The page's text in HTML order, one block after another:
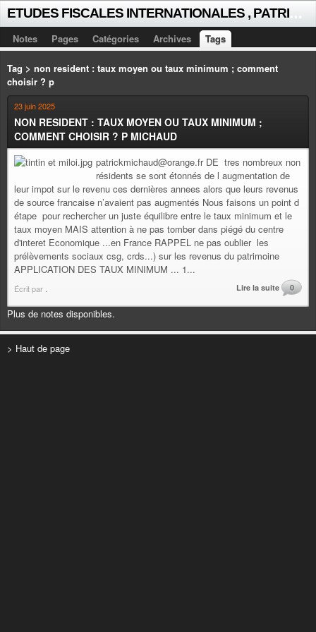
Notes Pages Catégories Archives Tags
Tag > non resident : taux moyen ou taux minimum ; comment
choisir ? p
23 juin 2025
NON RESIDENT : TAUX MOYEN OU TAUX MINIMUM ;
COMMENT CHOISIR ? P MICHAUD
patrickmichaud@orange.fr DE tres nombreux non
résidents se sont étonnés de l augmentation de
leur impot sur le revenu ces dernières annees alors que leurs revenus
de source francaise n’avaient pas augmentés Nous faisons un point d
étape pour rechercher un juste équilibre entre le taux minimum et le
taux moyen MAIS attention à ne pas tomber dans piégé du centre
d'interet Economique ...en France RAPPEL ne pas oublier les
prélèvements sociaux csg, crds...) sur les revenus du patrimoine
APPLICATION DES TAUX MINIMUM ... 1...
Écrit par Lire la suite 0
Plus de notes disponibles.
> Haut de page